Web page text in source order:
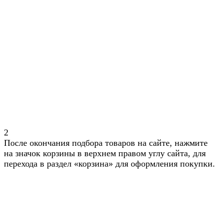
2
После окончания подбора товаров на сайте, нажмите
на значок корзины в верхнем правом углу сайта, для
перехода в раздел «корзина» для оформления покупки.